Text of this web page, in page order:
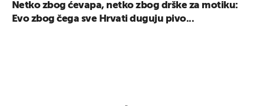
Netko zbog ćevapa, netko zbog drške za motiku:
Evo zbog čega sve Hrvati duguju pivo...